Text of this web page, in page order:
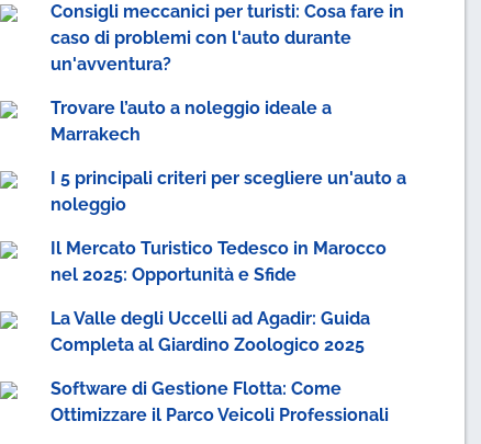
Consigli meccanici per turisti: Cosa fare in
caso di problemi con l'auto durante
un'avventura?
Trovare l’auto a noleggio ideale a
Marrakech
I 5 principali criteri per scegliere un'auto a
noleggio
Il Mercato Turistico Tedesco in Marocco
nel 2025: Opportunità e Sfide
La Valle degli Uccelli ad Agadir: Guida
Completa al Giardino Zoologico 2025
Software di Gestione Flotta: Come
Ottimizzare il Parco Veicoli Professionali